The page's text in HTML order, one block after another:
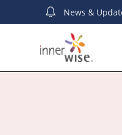
News &